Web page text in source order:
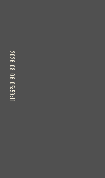
2026.08.06 05:59:12